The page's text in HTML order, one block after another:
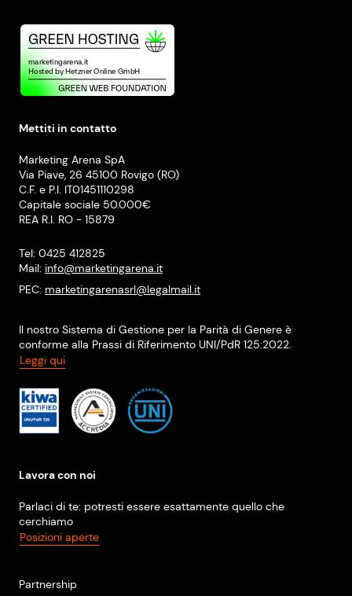
Mettiti in contatto
Marketing Arena SpA
Via Piave, 26 45100 Rovigo (RO)
C.F. e P.I. IT01451110298
Capitale sociale 50.000€
REA R.I. RO - 15879
Tel: 0425 412825
Mail: info@marketingarena.it
PEC: marketingarenasrl@legalmail.it
Il nostro Sistema di Gestione per la Parità di Genere è
conforme alla Prassi di Riferimento UNI/PdR 125:2022.
Leggi qui
Lavora con noi
Parlaci di te: potresti essere esattamente quello che
cerchiamo
Posizioni aperte
Partnership